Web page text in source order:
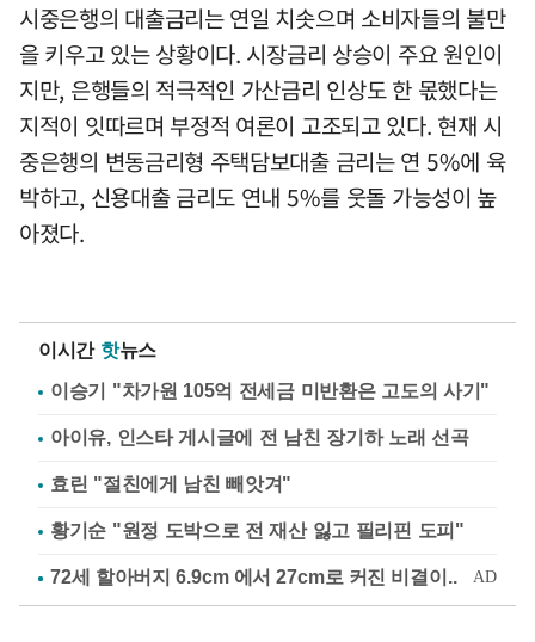
시중은행의 대출금리는 연일 치솟으며 소비자들의 불만
을 키우고 있는 상황이다. 시장금리 상승이 주요 원인이
지만, 은행들의 적극적인 가산금리 인상도 한 몫했다는
지적이 잇따르며 부정적 여론이 고조되고 있다. 현재 시
중은행의 변동금리형 주택담보대출 금리는 연 5%에 육
박하고, 신용대출 금리도 연내 5%를 웃돌 가능성이 높
아졌다.
이시간 핫뉴스
이승기 "차가원 105억 전세금 미반환은 고도의 사기"
아이유, 인스타 게시글에 전 남친 장기하 노래 선곡
효린 "절친에게 남친 빼앗겨"
황기순 "원정 도박으로 전 재산 잃고 필리핀 도피"